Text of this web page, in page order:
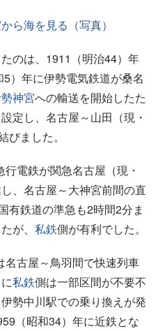
ら海を見る（写真）
のは、1911（明治44）年
）年に伊勢電気鉄道が桑名
神宮への輸送を開始したた
定し、名古屋～山田（現・
ました。
電鉄が関急名古屋（現・
、名古屋～大神宮前間の直
有鉄道の準急も2時間2分ま
が、 私鉄側が有利でした。
古屋～鳥羽間で快速列車
私鉄側は一部区間が不要不
勢中川駅での乗り換えが発
（昭和34）年に近鉄とな